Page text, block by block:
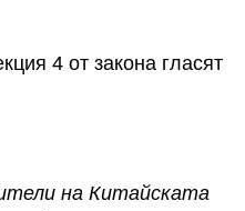
4 от закона гласят
на Китайската